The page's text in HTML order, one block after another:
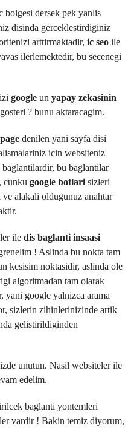
bolgesi dersek pek yanlis
disinda gerceklestirdiginiz
arttirmaktadir, ic seo ile
ilerlemektedir, bu secenegi
google un yapay zekasinin
? bunu aktaracagim.
denilen yani sayfa disi
icin websiteniz
bu baglantilar
cunku google botlari sizleri
alakali oldugunuz anahtar
ile dis baglanti insaasi
! Aslinda bu nokta tam
kesisim noktasidir, aslinda ole
algoritmadan tam olarak
yani google yalnizca arama
sizlerin zihinlerinizinde artik
gelistirildiginden
unutun. Nasil websiteler ile
edelim.
baglanti yontemleri
vardir ! Bakin temiz diyorum,